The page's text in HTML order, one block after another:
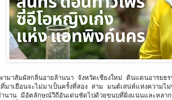
มาสัมผัสกลิ่นอายล้านนา จังหวัดเชียงใหม่ ดินแดนอารยธ
มาเยือนจะไม่มาเป็นครั้งที่สอง สาม มนต์เสน่ห์แห่งความ
นาน มีอัตลักษณ์วีถีอันเด่นชัดไปด้วยขนบที่ฝั่งแน่นและหลา